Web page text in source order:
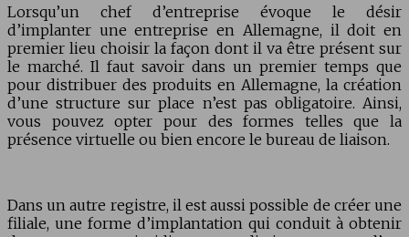
Lorsqu’un chef d’entreprise évoque le désir
d’implanter une entreprise en Allemagne, il doit en
premier lieu choisir la façon dont il va être présent sur
le marché. Il faut savoir dans un premier temps que
pour distribuer des produits en Allemagne, la création
d’une structure sur place n’est pas obligatoire. Ainsi,
vous pouvez opter pour des formes telles que la
présence virtuelle ou bien encore le bureau de liaison.
Dans un autre registre, il est aussi possible de créer une
filiale, une forme d’implantation qui conduit à obtenir